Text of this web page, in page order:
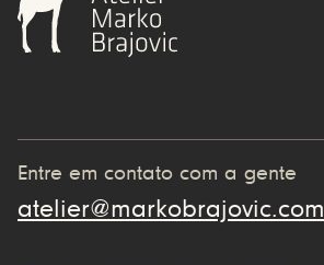
Entre em contato com a gente
atelier@markobrajovic.com